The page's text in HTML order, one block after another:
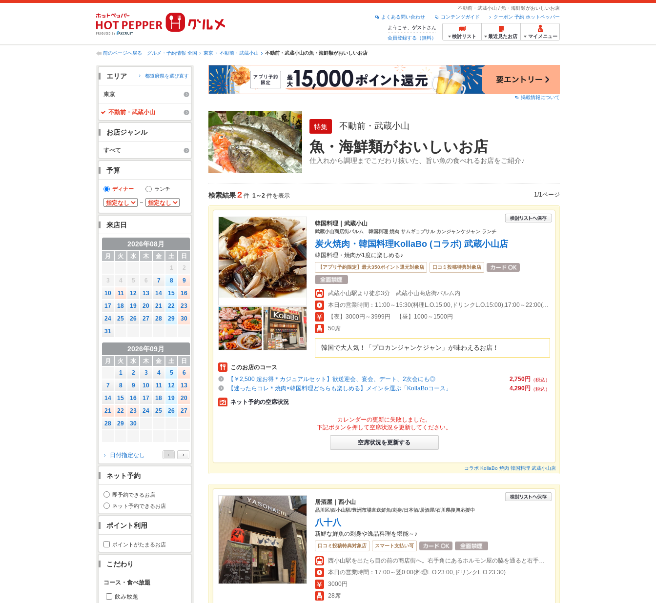
不動前・武蔵小山 / 魚・海鮮類がおいしいお店
クーポン 予約 ホットペッパー
コンテンツガイド
よくある問い合わせ
ようこそ、 ゲスト さん
会員登録する（無料）
検討リスト 最近見たお店 マイメニュー
前のページへ戻る グルメ・予約情報 全国 東京 不動前・武蔵小山 不動前・武蔵小山の魚・海鮮類がおいしいお店
エリア 都道府県を選び直す
東京
不動前・武蔵小山
お店ジャンル
すべて
予算
ディナー ランチ
～
来店日
2026年08月
月 火 水 木 金 土
日
1
2
3
4 5 6 7 8
9
10
11 12 13 14 15
16
17
18 19 20 21 22
23
24
25 26 27 28 29
30
31
2026年09月
月 火 水 木 金 土
日
1
2 3 4 5
6
7
8 9 10 11 12
13
14
15 16 17 18 19
20
21
22 23 24 25 26
27
28
29 30
2026年10月
月 火 水 木 金 土
日
5
12
14 15 16
19
20 21 22 23 24
25
26
27 28 29
日付指定なし
ネット予約
即予約できるお店
ネット予約できるお店
ポイント利用
ポイントがたまるお店
こだわり
コース・食べ放題
飲み放題
掲載情報について
特集 不動前・武蔵小山
魚・海鮮類がおいしいお店
仕入れから調理までこだわり抜いた、旨い魚の食べれるお店をご紹介♪
検索結果2 件 1～2 件を表示 1/1ページ
韓国料理｜武蔵小山
武蔵小山商店街パルム 韓国料理 焼肉 サムギョプサル カンジャンケジャン ランチ
炭火焼肉・韓国料理KollaBo (コラボ) 武蔵小山店
韓国料理・焼肉が1度に楽しめる♪
【アプリ予約限定】最大350ポイント還元対象店 口コミ投稿特典対象店
武蔵小山駅より徒歩3分 武蔵小山商店街パルム内
本日の営業時間：11:00～15:30(料理L.O.15:00,ドリンクL.O.15:00),17:00～22:00(料理L.O.21:00,ドリンクL.O.21:00)
【夜】3000円～3999円 【昼】1000～1500円
50席
韓国で大人気！「プロカンジャンケジャン」が味わえるお店！
このお店のコース
2,750円
（税込）
【￥2,500 超お得＊カジュアルセット】歓送迎会、宴会、デート、2次会にも◎
4,290円
（税込）
【迷ったらコレ＊焼肉×韓国料理どちらも楽しめる】メインを選ぶ「KollaBoコース」
ネット予約の空席状況
カレンダーの更新に失敗しました。
下記ボタンを押して空席状況を更新してください。
空席状況を更新する
コラボ KollaBo 焼肉 韓国料理 武蔵小山店
居酒屋｜西小山
品川区/西小山駅/豊洲市場直送鮮魚/刺身/日本酒/居酒屋/石川県復興応援中
八十八
新鮮な鮮魚の刺身や逸品料理を堪能～♪
口コミ投稿特典対象店 スマート支払い可
西小山駅を出たら目の前の商店街へ。右手角にあるホルモン屋の脇を通ると右手にお店の提灯が見えます。
本日の営業時間：17:00～翌0:00(料理L.O.23:00,ドリンクL.O.23:30)
3000円
28席